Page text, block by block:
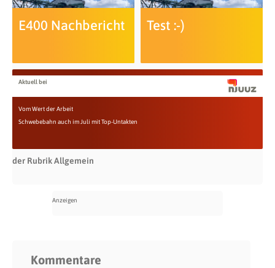
E400 Nachbericht Test :-)
Aktuell bei
Vom Wert der Arbeit
Schwebebahn auch im Juli mit Top-Untakten
der Rubrik Allgemein
Kommentare